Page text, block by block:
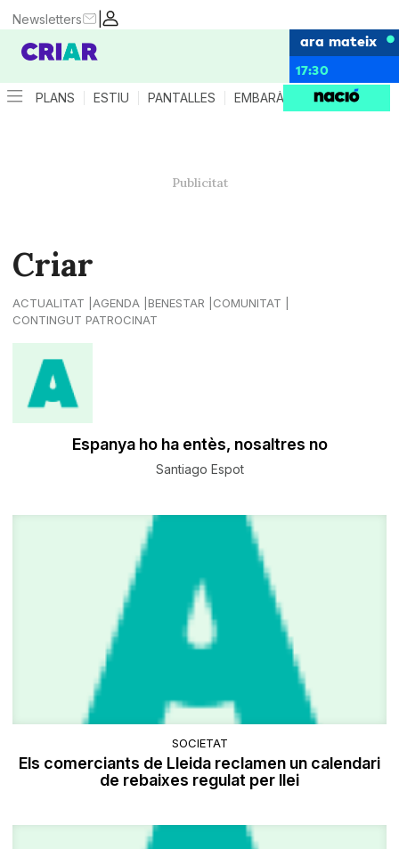
|
Newsletters
ara mateix
17:30
PLANS ESTIU PANTALLES EMBARÀS CRIANÇA
Criar
ACTUALITAT AGENDA BENESTAR
COMUNITAT
CONTINGUT PATROCINAT
Espanya ho ha entès, nosaltres no
Santiago Espot
SOCIETAT
Els comerciants de Lleida reclamen un calendari
de rebaixes regulat per llei